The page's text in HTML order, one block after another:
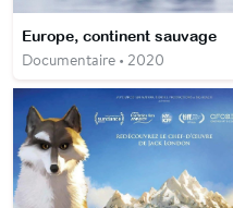
Europe, continent sauvage
Documentaire • 2020